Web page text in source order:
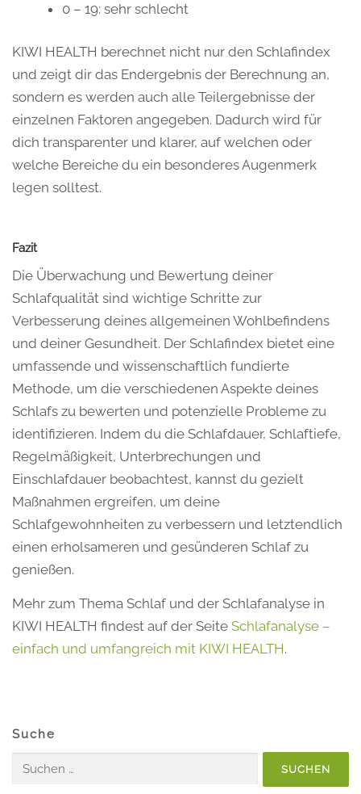
0 – 19: sehr schlecht
KIWI HEALTH berechnet nicht nur den Schlafindex
und zeigt dir das Endergebnis der Berechnung an,
sondern es werden auch alle Teilergebnisse der
einzelnen Faktoren angegeben. Dadurch wird für
dich transparenter und klarer, auf welchen oder
welche Bereiche du ein besonderes Augenmerk
legen solltest.
Fazit
Die Überwachung und Bewertung deiner
Schlafqualität sind wichtige Schritte zur
Verbesserung deines allgemeinen Wohlbefindens
und deiner Gesundheit. Der Schlafindex bietet eine
umfassende und wissenschaftlich fundierte
Methode, um die verschiedenen Aspekte deines
Schlafs zu bewerten und potenzielle Probleme zu
identifizieren. Indem du die Schlafdauer, Schlaftiefe,
Regelmäßigkeit, Unterbrechungen und
Einschlafdauer beobachtest, kannst du gezielt
Maßnahmen ergreifen, um deine
Schlafgewohnheiten zu verbessern und letztendlich
einen erholsameren und gesünderen Schlaf zu
genießen.
Mehr zum Thema Schlaf und der Schlafanalyse in
KIWI HEALTH findest auf der Seite Schlafanalyse –
einfach und umfangreich mit KIWI HEALTH.
Suche
Suchen